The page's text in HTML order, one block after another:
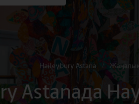
Haileybury Astana /
Astanaдa